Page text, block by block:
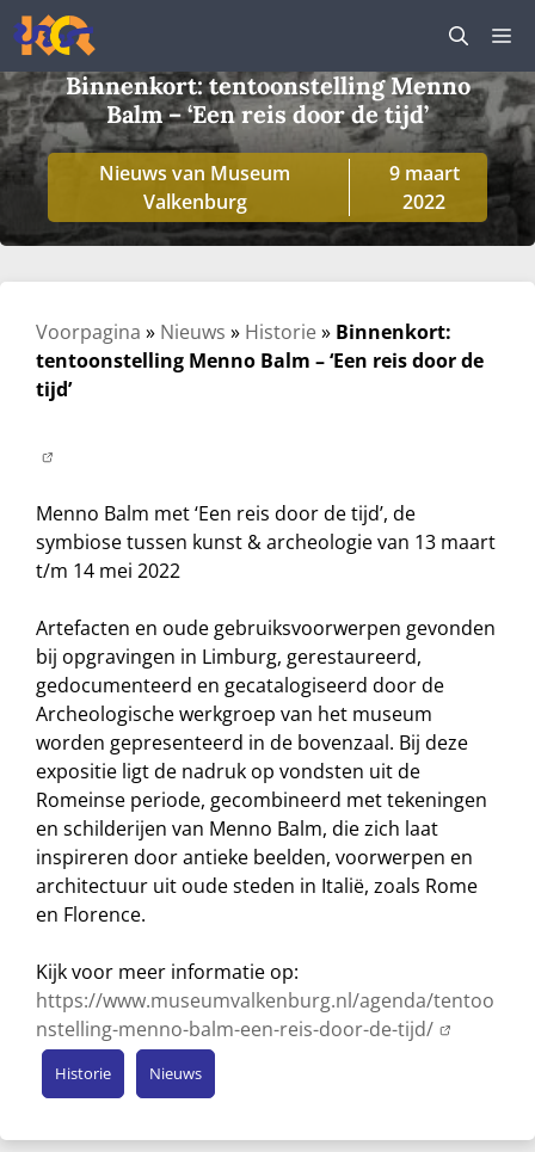
Ga
naar
de
inhoudBinnenkort: tentoonstelling Menno
Balm – ‘Een reis door de tijd’
Nieuws van Museum
Valkenburg
9 maart
2022
Voorpagina » Nieuws » Historie» Binnenkort:
tentoonstelling Menno Balm – ‘Een reis door de
tijd’
Menno Balm met ‘Een reis door de tijd’, de
symbiose tussen kunst & archeologie van 13 maart
t/m 14 mei 2022
Artefacten en oude gebruiksvoorwerpen gevonden
bij opgravingen in Limburg, gerestaureerd,
gedocumenteerd en gecatalogiseerd door de
Archeologische werkgroep van het museum
worden gepresenteerd in de bovenzaal. Bij deze
expositie ligt de nadruk op vondsten uit de
Romeinse periode, gecombineerd met tekeningen
en schilderijen van Menno Balm, die zich laat
inspireren door antieke beelden, voorwerpen en
architectuur uit oude steden in Italië, zoals Rome
en Florence.
Kijk voor meer informatie op:
https://www.museumvalkenburg.nl/agenda/tentoo
nstelling-menno-balm-een-reis-door-de-tijd/
Historie Nieuws